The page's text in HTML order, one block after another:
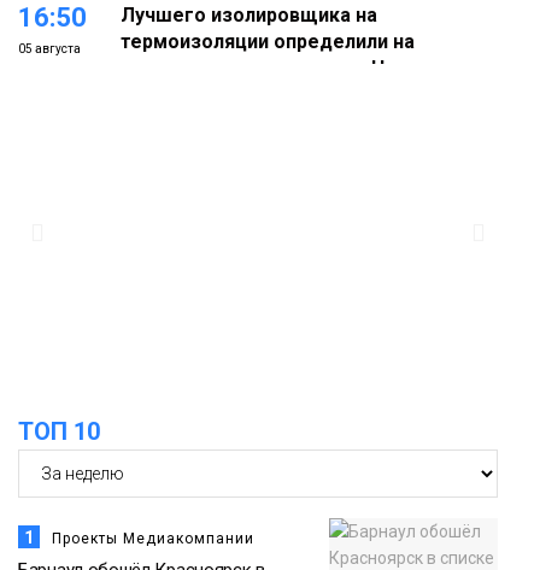
16:50
05 августа
Лучшего изолировщика на
термоизоляции определили на
ремонтном предприятии «Норникеля»
ТОП 10
1 Проекты Медиакомпании